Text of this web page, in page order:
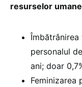
resurselor
personalul
ani; doar
Feminizarea